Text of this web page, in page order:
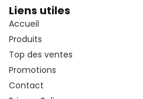
Liens utiles
Accueil
Produits
Top des ventes
Promotions
Contact